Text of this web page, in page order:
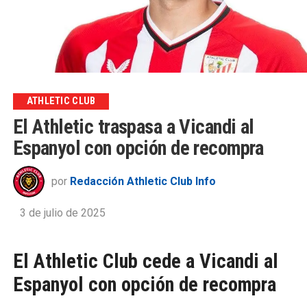
ATHLETIC CLUB
El Athletic traspasa a Vicandi al
Espanyol con opción de recompra
por Redacción Athletic Club Info
3 de julio de 2025
El Athletic Club cede a Vicandi al
Espanyol con opción de recompra